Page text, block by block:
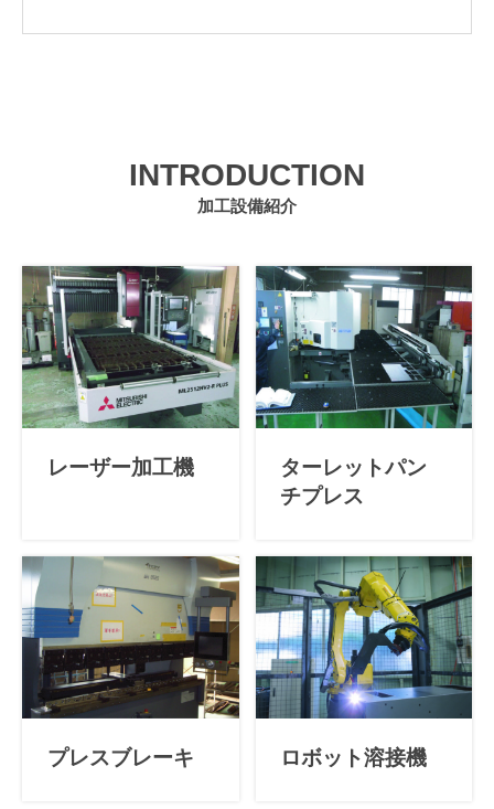
INTRODUCTION
加工設備紹介
レーザー加工機
ターレットパン
チプレス
プレスブレーキ ロボット溶接機